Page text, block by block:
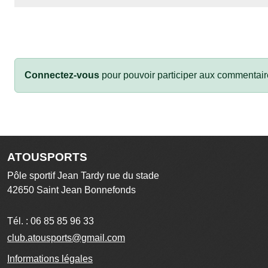
Connectez-vous pour pouvoir participer aux
ATOUSPORTS
Pôle sportif Jean Tardy rue du stade
42650 Saint Jean Bonnefonds
Tél. : 06 85 85 96 33
club.atousports@gmail.com
Informations légales